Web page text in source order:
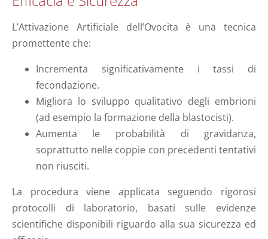
L’Attivazione Artificiale dell’Ovocita è una tecnica
promettente che:
Incrementa significativamente i tassi di
fecondazione.
Migliora lo sviluppo qualitativo degli embrioni
(ad esempio la formazione della blastocisti).
Aumenta le probabilità di gravidanza,
soprattutto nelle coppie con precedenti tentativi
non riusciti.
La procedura viene applicata seguendo rigorosi
protocolli di laboratorio, basati sulle evidenze
scientifiche disponibili riguardo alla sua sicurezza ed